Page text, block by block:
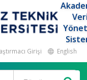
Girişi English